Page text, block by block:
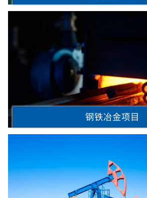
钢铁冶金项目